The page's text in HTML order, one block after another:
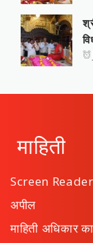
माहिती
Screen
अपील
माहिती अधिकार